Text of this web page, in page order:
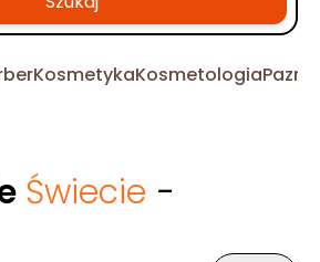
KosmetykaKosmetologia
Świecie -